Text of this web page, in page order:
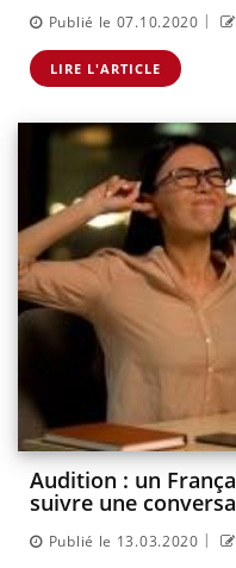
Publié le 07.10.2020 |
LIRE L'ARTICLE
Audition : un
suivre une
Publié le 13.03.2020 |